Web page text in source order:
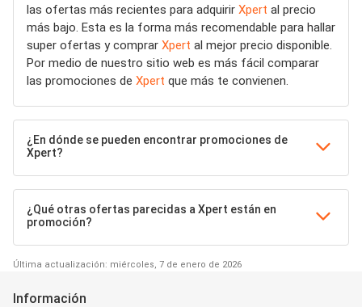
las ofertas más recientes para adquirir Xpert al precio
más bajo. Esta es la forma más recomendable para hallar
super ofertas y comprar Xpert al mejor precio disponible.
Por medio de nuestro sitio web es más fácil comparar
las promociones de Xpert que más te convienen.
¿En dónde se pueden encontrar promociones de
Xpert?
¿Qué otras ofertas parecidas a Xpert están en
promoción?
Última actualización: miércoles, 7 de enero de 2026
Información